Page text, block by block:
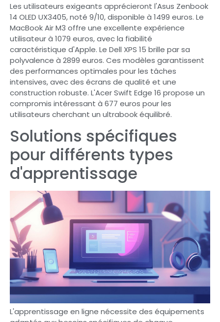
Les utilisateurs exigeants apprécieront l'Asus Zenbook
14 OLED UX3405, noté 9/10, disponible à 1499 euros. Le
MacBook Air M3 offre une excellente expérience
utilisateur à 1079 euros, avec la fiabilité
caractéristique d'Apple. Le Dell XPS 15 brille par sa
polyvalence à 2899 euros. Ces modèles garantissent
des performances optimales pour les tâches
intensives, avec des écrans de qualité et une
construction robuste. L'Acer Swift Edge 16 propose un
compromis intéressant à 677 euros pour les
utilisateurs cherchant un ultrabook équilibré.
Solutions spécifiques
pour différents types
d'apprentissage
L'apprentissage en ligne nécessite des équipements